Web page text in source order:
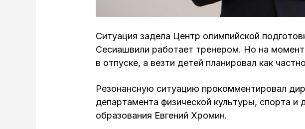
Ситуация задела Центр олимпийской
Сесиашвили работает тренером. Но на
в отпуске, а везти детей планировал как
Резонансную ситуацию прокомментировал
департамента физической культуры, спорта и
образования Евгений Хромин.